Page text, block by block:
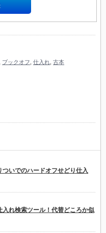
ブックオフ 仕入れ 古本
いでのハードオフせどり仕入
れ検索ツール！代替どころか似